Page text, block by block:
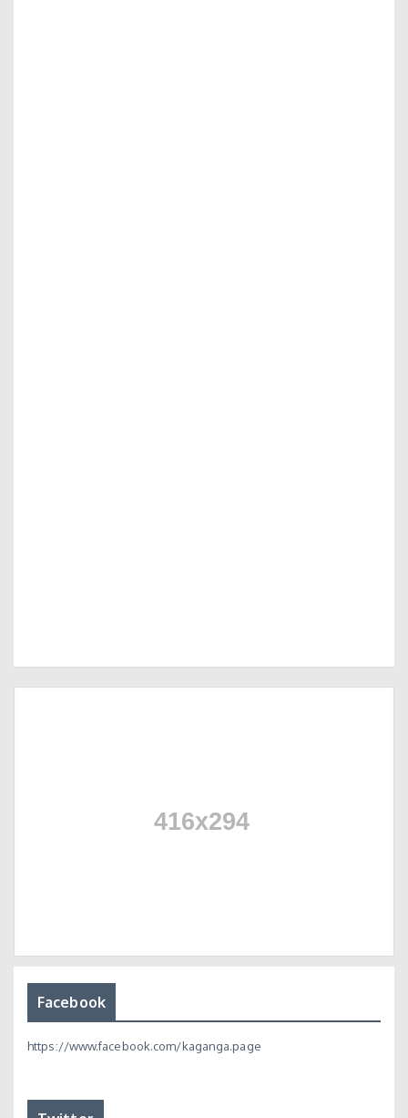
Facebook
https://www.facebook.com/kaganga.page